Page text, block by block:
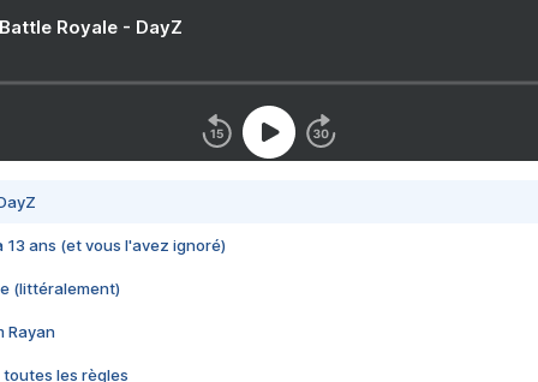
Royale - DayZ
13 ans (et vous l'avez ignoré)
(littéralement)
Rayan
toutes les règles